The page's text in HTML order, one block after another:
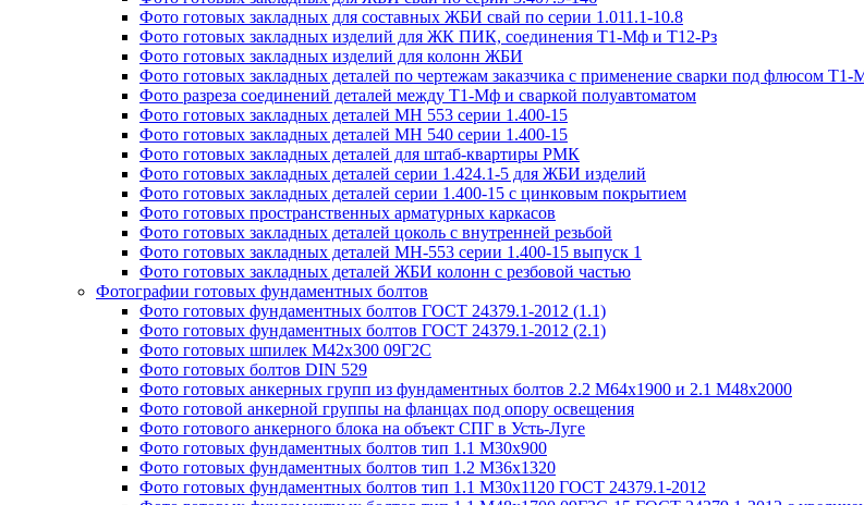
Фото готовых закладных для составных ЖБИ свай по серии 1.011.1-10.8
Фото готовых закладных изделий для ЖК ПИК, соединения Т1-Мф и Т12-Рз
Фото готовых закладных изделий для колонн ЖБИ
Фото готовых закладных деталей по чертежам заказчика с применение сварки под флюсом
Фото разреза соединений деталей между Т1-Мф и сваркой полуавтоматом
Фото готовых закладных деталей МН 553 серии 1.400-15
Фото готовых закладных деталей МН 540 серии 1.400-15
Фото готовых закладных деталей для штаб-квартиры РМК
Фото готовых закладных деталей серии 1.424.1-5 для ЖБИ изделий
Фото готовых закладных деталей серии 1.400-15 с цинковым покрытием
Фото готовых пространственных арматурных каркасов
Фото готовых закладных деталей цоколь с внутренней резьбой
Фото готовых закладных деталей МН-553 серии 1.400-15 выпуск 1
Фото готовых закладных деталей ЖБИ колонн с резбовой частью
Фотографии готовых фундаментных болтов
Фото готовых фундаментных болтов ГОСТ 24379.1-2012 (1.1)
Фото готовых фундаментных болтов ГОСТ 24379.1-2012 (2.1)
Фото готовых шпилек М42х300 09Г2С
Фото готовых болтов DIN 529
Фото готовых анкерных групп из фундаментных болтов 2.2 М64х1900 и 2.1 М48х2000
Фото готовой анкерной группы на фланцах под опору освещения
Фото готового анкерного блока на объект СПГ в Усть-Луге
Фото готовых фундаментных болтов тип 1.1 М30х900
Фото готовых фундаментных болтов тип 1.2 М36х1320
Фото готовых фундаментных болтов тип 1.1 М30х1120 ГОСТ 24379.1-2012